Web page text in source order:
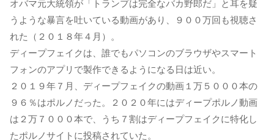
オバマ元大統領が「トランプは完全なバカ野郎だ」と耳を疑
うような暴言を吐いている動画があり、９００万回も視聴さ
れた（２０１８年４月）。
ディープフェイクは、誰でもパソコンのブラウザやスマート
フォンのアプリで製作できるようになる日は近い。
２０１９年７月、ディープフェイクの動画１万５０００本の
９６％はポルノだった。２０２０年にはディープポルノ動画
は２万７０００本で、うち７割はディープフェイクに特化し
たポルノサイトに投稿されていた。